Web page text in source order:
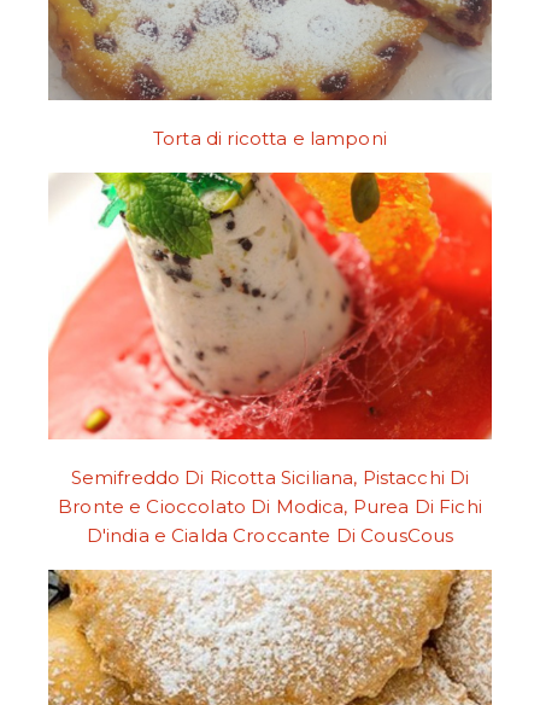
Torta di ricotta e lamponi
Semifreddo Di Ricotta Siciliana, Pistacchi Di
Bronte e Cioccolato Di Modica, Purea Di Fichi
D'india e Cialda Croccante Di CousCous